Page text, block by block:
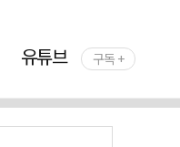
유튜브 구독 +